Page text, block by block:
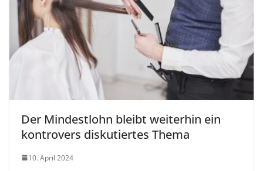
Der Mindestlohn bleibt weiterhin ein
kontrovers diskutiertes Thema
10. April 2024